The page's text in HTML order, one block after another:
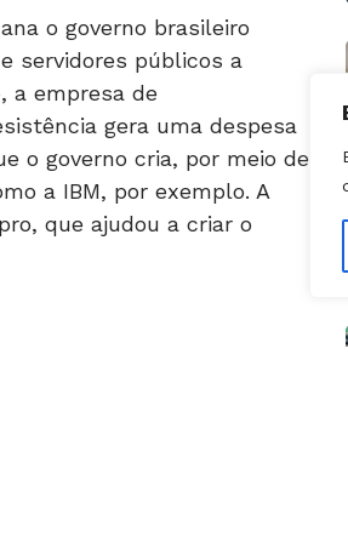
servidores públicos a
a empresa de
gera uma despesa
o governo cria, por meio de
a IBM, por exemplo. A
que ajudou a criar o